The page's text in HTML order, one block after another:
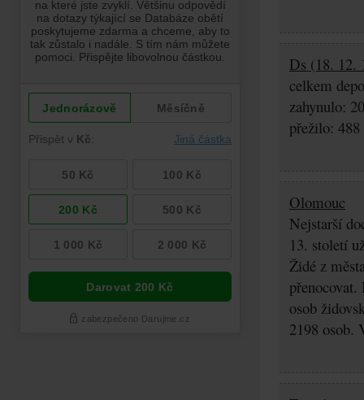
Ds (18. 12.
celkem
zahynulo:
přežilo: 488
Olomouc
Nejstarší
13. století
Židé z
osob
2198 osob.